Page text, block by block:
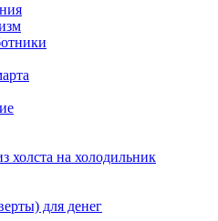
холста на холодильник
для денег